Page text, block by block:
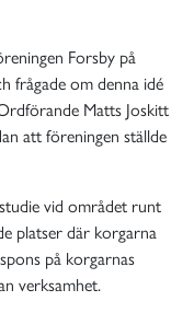
Forsby på
frågade om denna idé
Matts Joskitt
att föreningen ställde
vid området runt
platser där korgarna
på korgarnas
verksamhet.